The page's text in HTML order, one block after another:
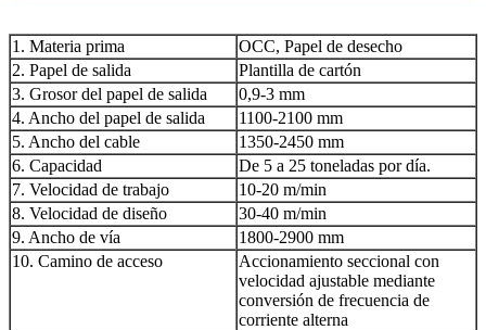
1. Materia prima
OCC, Papel de desecho
2. Papel de salida
Plantilla de cartón
3. Grosor del papel de salida
0,9-3 mm
4. Ancho del papel de salida
1100-2100 mm
5. Ancho del cable
1350-2450 mm
6. Capacidad
De 5 a 25 toneladas por día.
7. Velocidad de trabajo
10-20 m/min
8. Velocidad de diseño
30-40 m/min
9. Ancho de vía
1800-2900 mm
10. Camino de acceso
Accionamiento seccional con
velocidad ajustable mediante
conversión de frecuencia de
corriente alterna